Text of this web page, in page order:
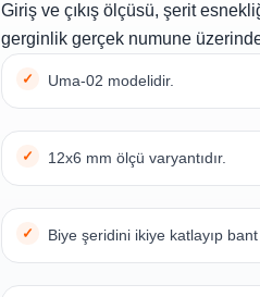
Giriş ve çıkış ölçüsü, şerit
gerginlik gerçek numune üzerinde
Uma-02 modelidir.
12x6 mm ölçü varyantıdır.
Biye şeridini ikiye katlayıp